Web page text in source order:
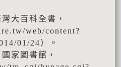
大百科全書，
web/content?
01/24）。
家圖書館，